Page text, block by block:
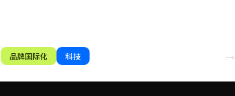
品牌国际化 科技 →